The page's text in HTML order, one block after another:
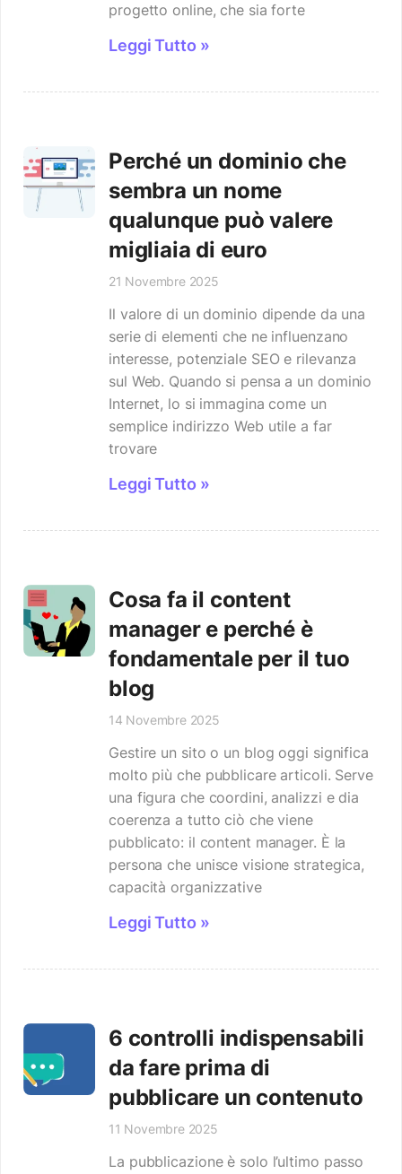
progetto online, che sia forte
Leggi Tutto »
Perché un dominio che
sembra un nome
qualunque può valere
migliaia di euro
21 Novembre 2025
Il valore di un dominio dipende da una
serie di elementi che ne influenzano
interesse, potenziale SEO e rilevanza
sul Web. Quando si pensa a un dominio
Internet, lo si immagina come un
semplice indirizzo Web utile a far
trovare
Leggi Tutto »
Cosa fa il content
manager e perché è
fondamentale per il tuo
blog
14 Novembre 2025
Gestire un sito o un blog oggi significa
molto più che pubblicare articoli. Serve
una figura che coordini, analizzi e dia
coerenza a tutto ciò che viene
pubblicato: il content manager. È la
persona che unisce visione strategica,
capacità organizzative
Leggi Tutto »
6 controlli indispensabili
da fare prima di
pubblicare un contenuto
11 Novembre 2025
La pubblicazione è solo l’ultimo passo